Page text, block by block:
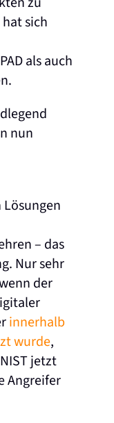
sich
als auch
nun
– das
Nur sehr
der
innerhalb
wurde,
jetzt
Angreifer